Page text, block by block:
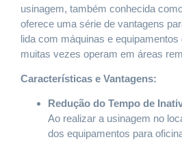
usinagem, também conhecida
oferece uma série de vantagens
lida com máquinas e equipamentos
muitas vezes operam em áreas
Características e Vantagens:
Redução do Tempo de
Ao realizar a usinagem no
dos equipamentos para